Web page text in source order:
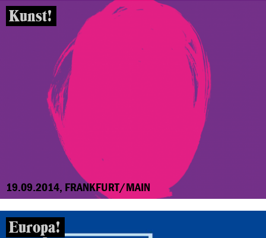
Kunst!
19.09.2014, FRANKFURT/MAIN
Europa!